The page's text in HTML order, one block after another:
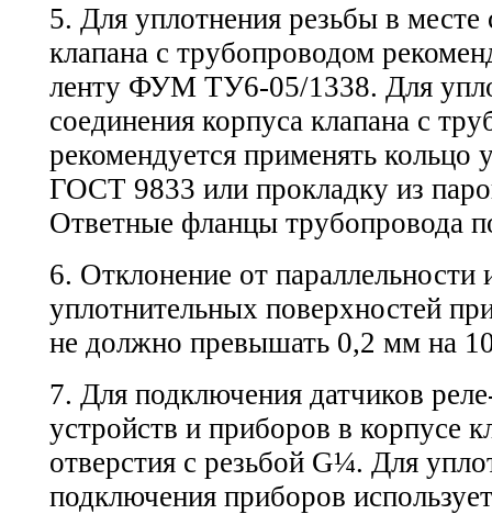
5. Для уплотнения резьбы в месте
клапана с трубопроводом
ленту ФУМ ТУ6-05/1338. Для
соединения корпуса клапана с
рекомендуется применять кольцо
ГОСТ 9833 или прокладку из
Ответные фланцы трубопровода
6. Отклонение от параллельности
уплотнительных поверхностей
не должно превышать 0,2 мм на
7. Для подключения датчиков
устройств и приборов в корпусе
отверстия с резьбой G¼. Для
подключения приборов